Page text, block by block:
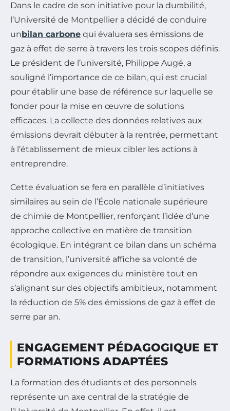
Dans le cadre de son initiative pour la durabilité,
l’Université de Montpellier a décidé de conduire
unbilan carbone qui évaluera ses émissions de
gaz à effet de serre à travers les trois scopes définis.
Le président de l’université, Philippe Augé, a
souligné l’importance de ce bilan, qui est crucial
pour établir une base de référence sur laquelle se
fonder pour la mise en œuvre de solutions
efficaces. La collecte des données relatives aux
émissions devrait débuter à la rentrée, permettant
à l’établissement de mieux cibler les actions à
entreprendre.
Cette évaluation se fera en parallèle d’initiatives
similaires au sein de l’École nationale supérieure
de chimie de Montpellier, renforçant l’idée d’une
approche collective en matière de transition
écologique. En intégrant ce bilan dans un schéma
de transition, l’université affiche sa volonté de
répondre aux exigences du ministère tout en
s’alignant sur des objectifs ambitieux, notamment
la réduction de 5% des émissions de gaz à effet de
serre par an.
ENGAGEMENT PÉDAGOGIQUE ET
FORMATIONS ADAPTÉES
La formation des étudiants et des personnels
représente un axe central de la stratégie de